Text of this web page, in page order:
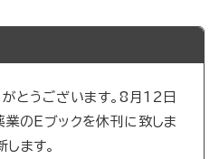
とうございます。8月12日
業のEブックを休刊に致しま
ます。